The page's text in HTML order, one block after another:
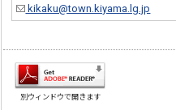
kikaku@town.kiyama.lg.jp
別ウィンドウで開きます